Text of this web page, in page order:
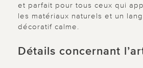
et parfait pour tous ceux qui
les matériaux naturels et un
décoratif calme.
Détails concernant